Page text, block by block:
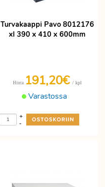
Turvakaappi Pavo 8012176
xl 390 x 410 x 600mm
Varastossa
Hinta 191,20€ / kpl
-
+